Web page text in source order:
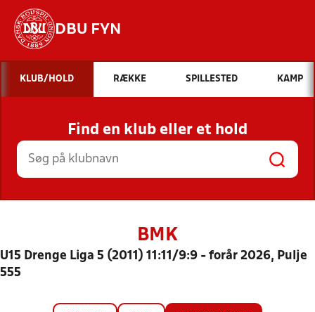
DBU FYN
Hvad vil du søge efter?
INDHOLD OG NYHEDER
STILLINGER, RESULTATER, KLUBBER OG
HOLD
KLUB/HOLD RÆKKE SPILLESTED KAMP
Find en klub eller et hold
BMK
U15 Drenge Liga 5 (2011) 11:11/9:9 - forår 2026, Pulje
555